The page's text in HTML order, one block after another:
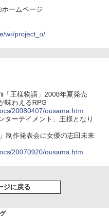
ームページ
wii/project_o/
「王様物語」2008年夏発売
味わえるRPG
20080407/ousama.htm
ターテイメント、王様となり
制作発表会に女優の志田未来
20070920/ousama.htm
ジに戻る